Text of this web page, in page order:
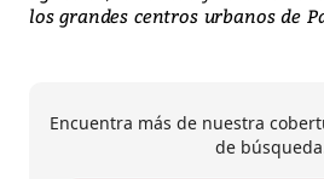
los grandes centros urbanos de
Encuentra más de nuestra
de